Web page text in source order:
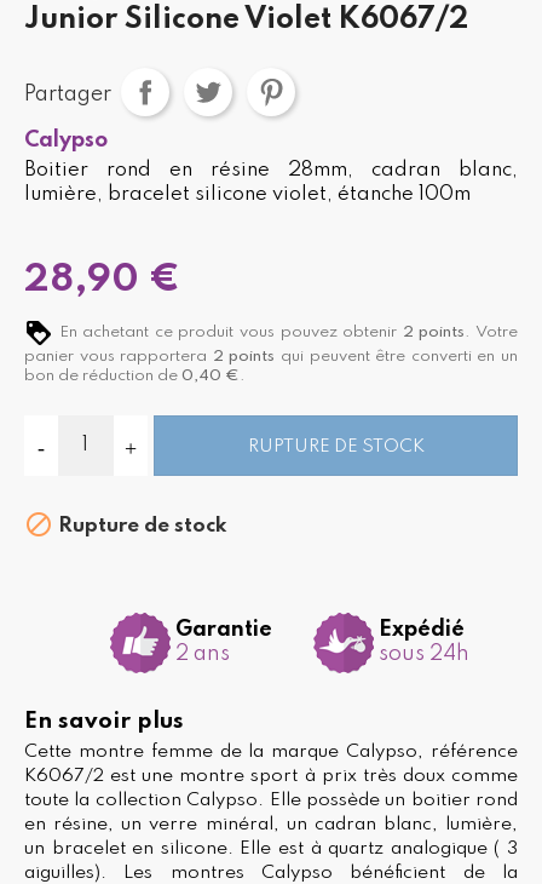
Junior Silicone Violet K6067/2
Partager
Calypso
Boitier rond en résine 28mm, cadran blanc,
lumière, bracelet silicone violet, étanche 100m
28,90 €
En achetant ce produit vous pouvez obtenir 2 points . Votre
panier vous rapportera 2 points qui peuvent être converti en un
bon de réduction de 0,40 € .
RUPTURE DE STOCK
 Rupture de stock
Garantie
2 ans
Expédié
sous 24h
En savoir plus
Cette montre femme de la marque Calypso, référence
K6067/2 est une montre sport à prix très doux comme
toute la collection Calypso. Elle possède un boitier rond
en résine, un verre minéral, un cadran blanc, lumière,
un bracelet en silicone. Elle est à quartz analogique ( 3
aiguilles). Les montres Calypso bénéficient de la